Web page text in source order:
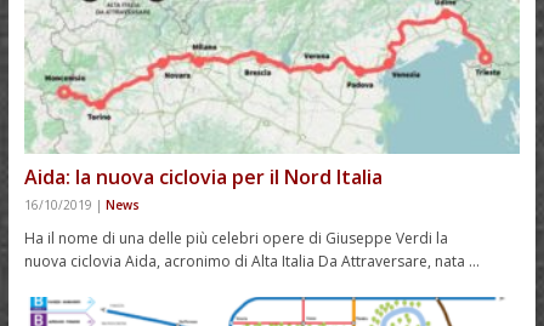
Aida: la nuova ciclovia per il Nord Italia
16/10/2019 | News
Ha il nome di una delle più celebri opere di Giuseppe Verdi la
nuova ciclovia Aida, acronimo di Alta Italia Da Attraversare, nata …